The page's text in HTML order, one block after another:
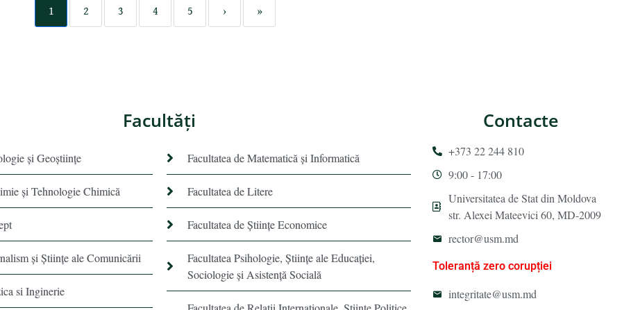
1 2 3 4 5 › »
Facultăţi
și Geoștiințe
şi Tehnologie Chimică
şi Ştiinţe ale Comunicării
si Inginerie
Facultatea de Matematică şi Informatică
Facultatea de Litere
Facultatea de Științe Economice
Facultatea Psihologie, Ştiinţe ale Educaţiei,
Sociologie și Asistență Socială
Contacte
+373 22 244 810
9:00 - 17:00
Universitatea de Stat din Moldova
str. Alexei Mateevici 60, MD-2009
rector@usm.md
Toleranță zero corupției
integritate@usm.md